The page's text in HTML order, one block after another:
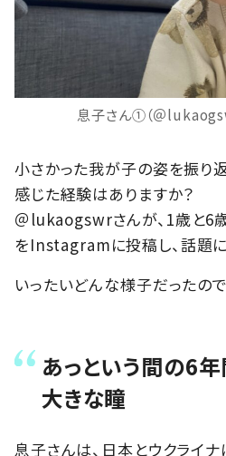
息子さん①（＠
小さかった我が子の姿を振り
感じた経験はありますか？
＠lukaogswrさんが、1歳と6
をInstagramに投稿し、話題に
いったいどんな様子だったので
あっという間の6
大きな瞳
息子さんは、日本とウクライ